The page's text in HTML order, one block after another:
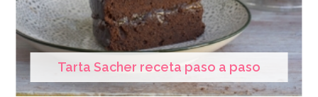
Tarta Sacher receta paso a paso